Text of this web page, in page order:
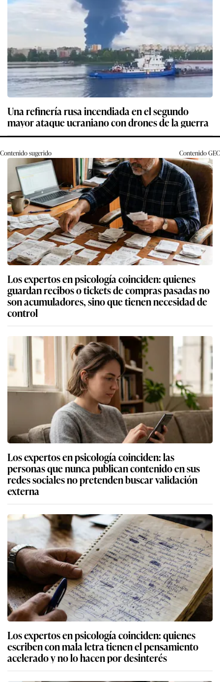
Una refinería rusa incendiada en el segundo
mayor ataque ucraniano con drones de la guerra
Contenido sugerido ContenidoGEC
Los expertos en psicología coinciden: quienes
guardan recibos o tickets de compras pasadas no
son acumuladores, sino que tienen necesidad de
control
Los expertos en psicología coinciden: las
personas que nunca publican contenido en sus
redes sociales no pretenden buscar validación
externa
Los expertos en psicología coinciden: quienes
escriben con mala letra tienen el pensamiento
acelerado y no lo hacen por desinterés